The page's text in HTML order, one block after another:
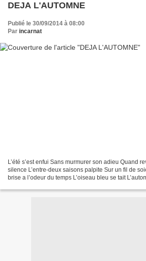
DEJA L'AUTOMNE
Publié le 30/09/2014 à 08:00
Par incarnat
L’été s’est enfui Sans murmurer son adieu Quand
silence L’entre-deux saisons palpite Sur un fil de
brise a l’odeur du temps L’oiseau bleu se tait